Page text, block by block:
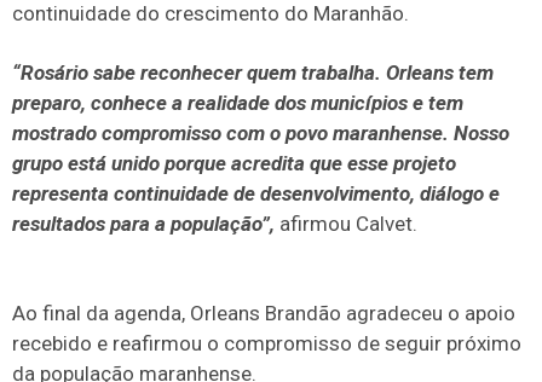
continuidade do crescimento do Maranhão.
“Rosário sabe reconhecer quem trabalha. Orleans tem
preparo, conhece a realidade dos municípios e tem
mostrado compromisso com o povo maranhense. Nosso
grupo está unido porque acredita que esse projeto
representa continuidade de desenvolvimento, diálogo e
resultados para a população”, afirmou Calvet.
Ao final da agenda, Orleans Brandão agradeceu o apoio
recebido e reafirmou o compromisso de seguir próximo
da população maranhense.